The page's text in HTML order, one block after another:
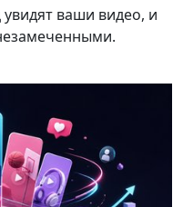
ваши видео, и